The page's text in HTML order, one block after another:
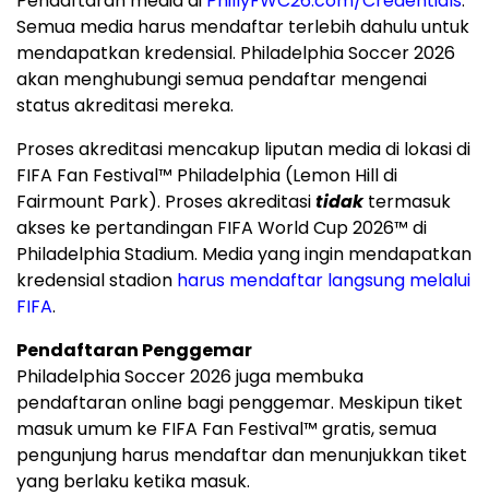
Semua media harus mendaftar terlebih dahulu untuk
mendapatkan kredensial. Philadelphia Soccer 2026
akan menghubungi semua pendaftar mengenai
status akreditasi mereka.
Proses akreditasi mencakup liputan media di lokasi di
FIFA Fan Festival™ Philadelphia (Lemon Hill di
Fairmount Park). Proses akreditasitidaktermasuk
akses ke pertandingan FIFA World Cup 2026™ di
Philadelphia Stadium. Media yang ingin mendapatkan
kredensial stadion harus mendaftar langsung melalui
FIFA.
Pendaftaran Penggemar
Philadelphia Soccer 2026 juga membuka
pendaftaran online bagi penggemar. Meskipun tiket
masuk umum ke FIFA Fan Festival™ gratis, semua
pengunjung harus mendaftar dan menunjukkan tiket
yang berlaku ketika masuk.